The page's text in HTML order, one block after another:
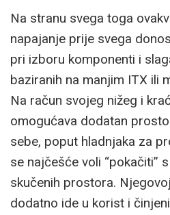
Na stranu svega toga
napajanje prije svega
pri izboru komponenti i
baziranih na manjim ITX ili
Na račun svojeg nižeg i
omogućava dodatan
sebe, poput hladnjaka za
se najčešće voli “pokačiti”
skučenih prostora.
dodatno ide u korist i